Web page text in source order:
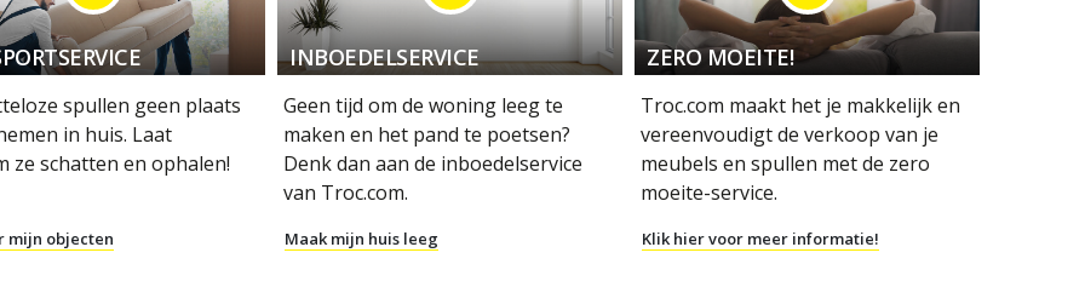
spullen geen plaats
in huis. Laat
ze schatten en ophalen!
mijn objecten
INBOEDELSERVICE
Geen tijd om de woning leeg te
maken en het pand te poetsen?
Denk dan aan de inboedelservice
van Troc.com.
Maak mijn huis leeg
ZERO MOEITE!
Troc.com maakt het je makkelijk en
vereenvoudigt de verkoop van je
meubels en spullen met de zero
moeite-service.
Klik hier voor meer informatie!